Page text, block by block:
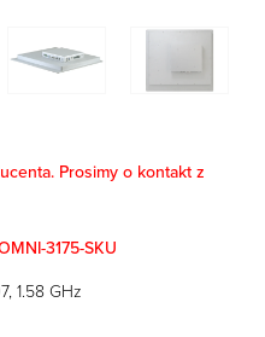
Prosimy o kontakt z
3175-SKU
1.58 GHz